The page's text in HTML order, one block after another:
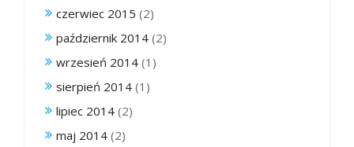
czerwiec 2015 (2)
październik 2014 (2)
wrzesień 2014 (1)
sierpień 2014 (1)
lipiec 2014 (2)
maj 2014 (2)